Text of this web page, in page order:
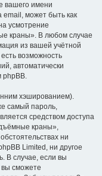
вашего имени
email, может быть как
усмотрение
краны». В любом случае
из вашей учётной
возможность
автоматически
phpBB.
хэшированием).
самый пароль,
средством доступа
краны»,
ни
Limited, ни другое
В случае, если вы
вы сможете